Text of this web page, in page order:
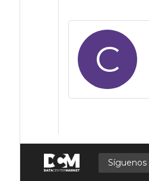
C
Síguenos